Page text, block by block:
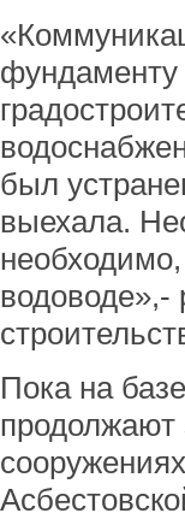
был
выехала.
водоводе»,-
Пока на
продолжают